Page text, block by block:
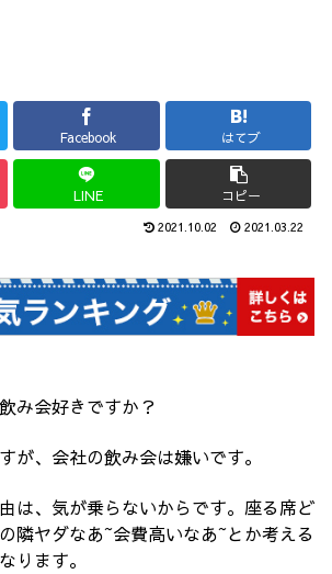
Facebook はてブ
LINE コピー
2021.10.02 2021.03.22
み会好きですか？
が、会社の飲み会は嫌いです。
は、気が乗らないからです。座る席ど
隣ヤダなあ~会費高いなあ~とか考える
ります。